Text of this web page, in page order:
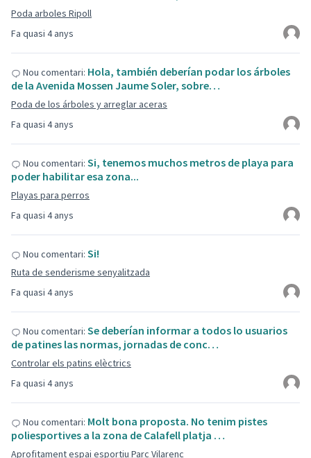
Fa quasi 4 anys
Poda arboles Ripoll
Fa quasi 4 anys
Nou comentari: Hola, también deberían podar los árboles
de la Avenida Mossen Jaume Soler, sobre…
Poda de los árboles y arreglar aceras
Fa quasi 4 anys
Nou comentari: Si, tenemos muchos metros de playa para
poder habilitar esa zona...
Playas para perros
Fa quasi 4 anys
Nou comentari: Si!
Ruta de senderisme senyalitzada
Fa quasi 4 anys
Nou comentari: Se deberían informar a todos lo usuarios
de patines las normas, jornadas de conc…
Controlar els patins elèctrics
Nou comentari: Molt bona proposta. No tenim pistes
poliesportives a la zona de Calafell platja …
Aprofitament espai esportiu Parc Vilarenc